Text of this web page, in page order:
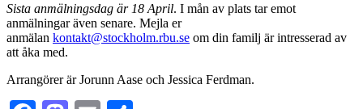
Sista anmälningsdag är 18 April. I mån av plats tar emot
anmälningar även senare. Mejla er
anmälan kontakt@stockholm.rbu.se om din familj är intresserad av
att åka med.
Arrangörer är Jorunn Aase och Jessica Ferdman.